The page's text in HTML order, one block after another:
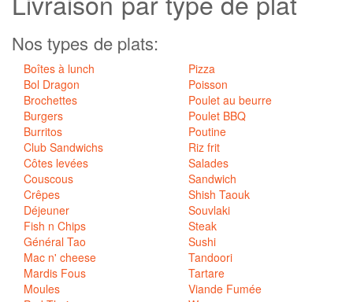
Nos types de plats:
Boîtes à lunch
Bol Dragon
Brochettes
Burgers
Burritos
Club Sandwichs
Côtes levées
Couscous
Crêpes
Déjeuner
Fish n Chips
Général Tao
Mac n' cheese
Mardis Fous
Moules
Pizza
Poisson
Poulet au beurre
Poulet BBQ
Poutine
Riz frit
Salades
Sandwich
Shish Taouk
Souvlaki
Steak
Sushi
Tandoori
Tartare
Viande Fumée